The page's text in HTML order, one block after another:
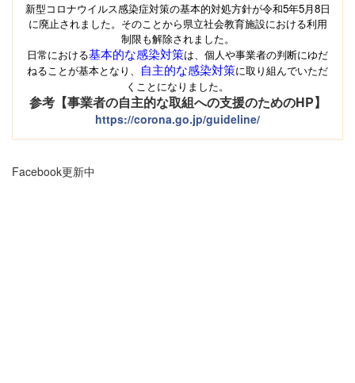
新型コロナウイルス感染症対策の基本的対処方針が令和5年5月8日
に廃止されました。そのことから県立社会教育施設における利用
制限も解除されました。
日常における基本的な感染対策は、個人や事業者の判断にゆだ
ねることが基本となり、
自主的な感染対策に取り組んでいただ
くことになりました。
参考【事業者の自主的な取組への支援のためのHP】
https://corona.go.jp/guideline/
Facebook更新中